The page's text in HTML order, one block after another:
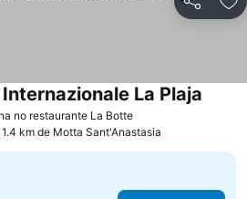
Partilhar
no restaurante La Botte
La Plaja
km de Motta Sant'Anastasia